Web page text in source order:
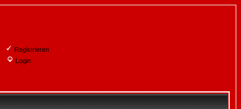
Registrieren
Login